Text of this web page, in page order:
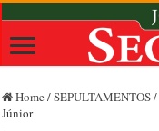
Home /SEPULTAMENTOS/
Júnior